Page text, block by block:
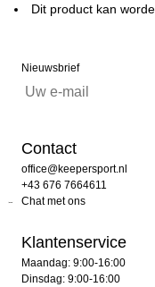
Dit product kan
Nieuwsbrief
Contact
office@keepersport.nl
+43 676 7664611
Chat met ons
Klantenservice
Maandag: 9:00-16:00
Dinsdag: 9:00-16:00